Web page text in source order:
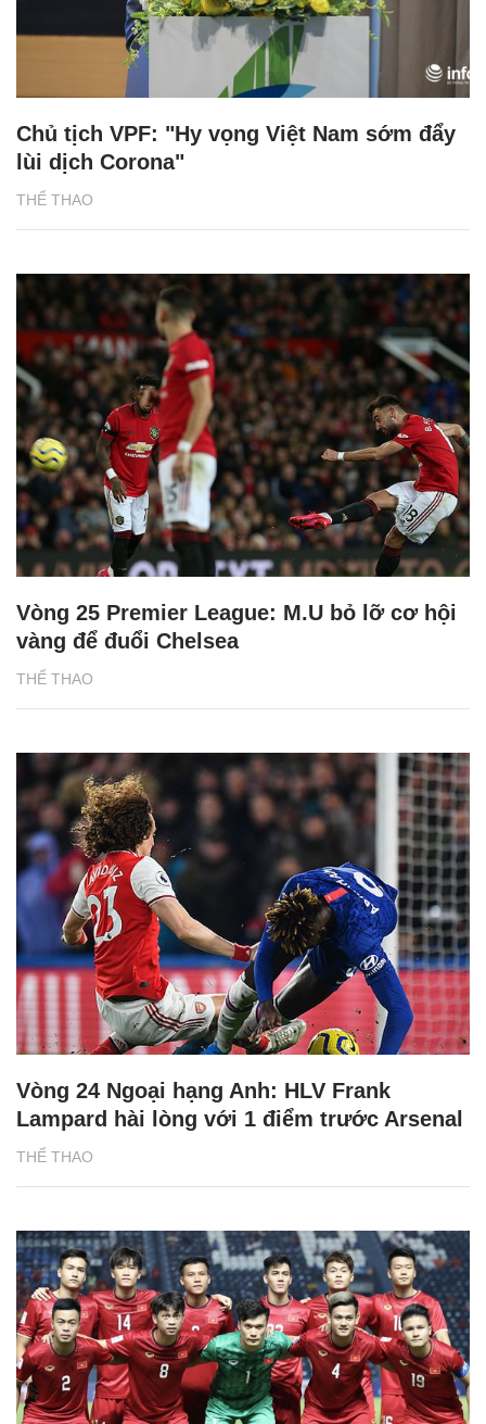
THỂ THAO
Chủ tịch VPF: "Hy vọng Việt Nam sớm đẩy
lùi dịch Corona"
THỂ THAO
Vòng 25 Premier League: M.U bỏ lỡ cơ hội
vàng để đuổi Chelsea
THỂ THAO
Vòng 24 Ngoại hạng Anh: HLV Frank
Lampard hài lòng với 1 điểm trước Arsenal